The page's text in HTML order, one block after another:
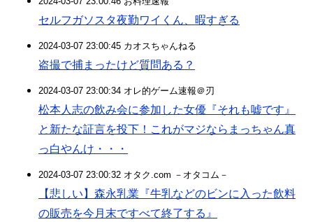
セルフガソスタ夜勤ワイくん、暇すぎる
2024-03-07 23:00:45 カオスちゃんねる
盗撮で捕まったけど質問ある？
2024-03-07 23:00:34 オレ的ゲーム速報＠刃
松本人志の飲み会に参加した女優『それも嘘です』
と新たな証言を投下！これがマジならまっちゃん真
っ白やんけ・・・
2024-03-07 23:00:32 オタク.com －オタコム－
【悲しい】森永乳業『牛乳などのビンに入った飲料
の販売を今月末ですべて終了する』